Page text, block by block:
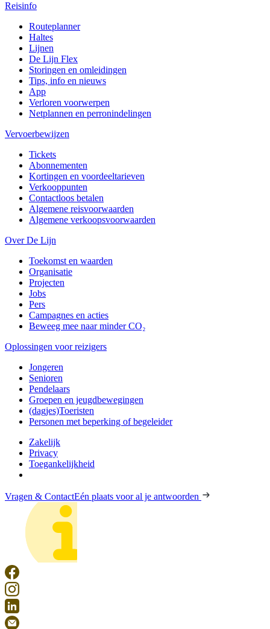
Reisinfo
Routeplanner
Haltes
Lijnen
De Lijn Flex
Storingen en omleidingen
Tips, info en nieuws
App
Verloren voorwerpen
Netplannen en perronindelingen
Vervoerbewijzen
Tickets
Abonnementen
Kortingen en voordeeltarieven
Verkooppunten
Contactloos betalen
Algemene reisvoorwaarden
Algemene verkoopsvoorwaarden
Over De Lijn
Toekomst en waarden
Organisatie
Projecten
Jobs
Pers
Campagnes en acties
Beweeg mee naar minder CO₂
Oplossingen voor reizigers
Jongeren
Senioren
Pendelaars
Groepen en jeugdbewegingen
(dagjes)Toeristen
Personen met beperking of begeleider
Zakelijk
Privacy
Toegankelijkheid
Vragen & ContactEén plaats voor al je antwoorden